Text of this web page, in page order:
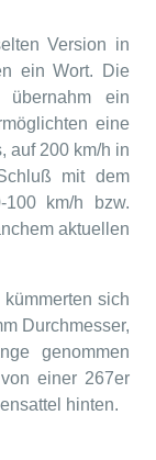
Version in
ein Wort. Die
übernahm ein
eine
auf 200 km/h in
mit dem
100 km/h bzw.
aktuellen
sich
Durchmesser,
genommen
einer 267er
hinten.